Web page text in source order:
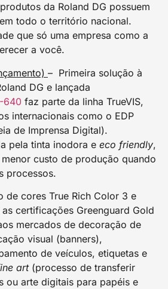
da Roland DG possuem
todo o território nacional.
que só uma empresa como a
a você.
– Primeira solução à
DG e lançada
640 faz parte da linha TrueVIS,
internacionais como o EDP
de Imprensa Digital).
pela tinta inodora e eco friendly,
custo de produção quando
processos.
de cores True Rich Color 3 e
certificações Greenguard Gold
mercados de decoração de
visual (banners),
de veículos, etiquetas e
art (processo de transferir
ou arte digitais para papéis e